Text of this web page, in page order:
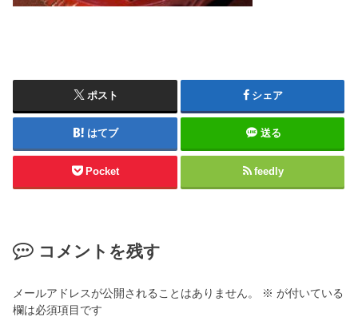
ポスト シェア
はてブ 送る
Pocket feedly
コメントを残す
メールアドレスが公開されることはありません。 ※ が付いている
欄は必須項目です